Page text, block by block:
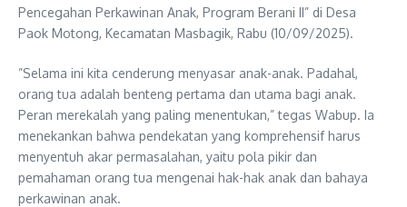
Pencegahan Perkawinan Anak, Program Berani II” di Desa
Paok Motong, Kecamatan Masbagik, Rabu (10/09/2025).
​”Selama ini kita cenderung menyasar anak-anak. Padahal,
orang tua adalah benteng pertama dan utama bagi anak.
Peran merekalah yang paling menentukan,” tegas Wabup. Ia
menekankan bahwa pendekatan yang komprehensif harus
menyentuh akar permasalahan, yaitu pola pikir dan
pemahaman orang tua mengenai hak-hak anak dan bahaya
perkawinan anak.